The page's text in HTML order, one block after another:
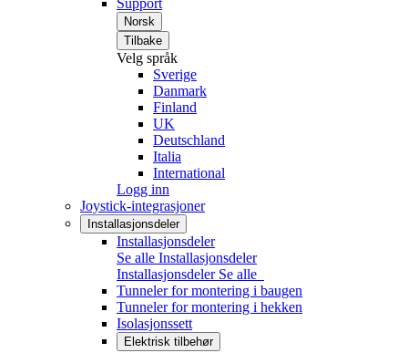
Support
Norsk
Tilbake
Velg språk
Sverige
Danmark
Finland
UK
Deutschland
Italia
International
Logg inn
Joystick-integrasjoner
Installasjonsdeler
Installasjonsdeler
Se alle Installasjonsdeler
Installasjonsdeler Se alle
Tunneler for montering i baugen
Tunneler for montering i hekken
Isolasjonssett
Elektrisk tilbehør